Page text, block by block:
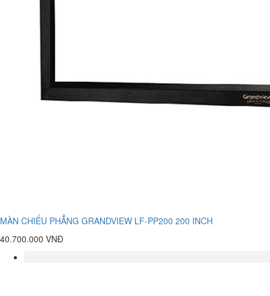
MÀN CHIẾU PHẲNG GRANDVIEW LF-PP200 200 INCH
40.700.000 VNĐ